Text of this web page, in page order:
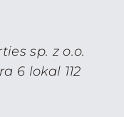
sp. z o.o.
6 lokal 112